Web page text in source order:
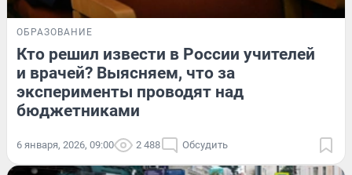
ОБРАЗОВАНИЕ
Кто решил извести в России учителей
и врачей? Выясняем, что за
эксперименты проводят над
бюджетниками
6 января, 2026, 09:00 2 488 Обсудить